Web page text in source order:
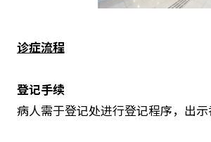
诊症流程
登记手续
病人需于登记处进行登记程序，出